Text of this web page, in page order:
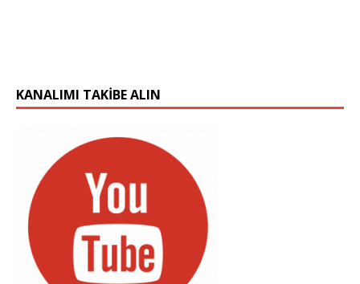
KANALIMI TAKIBE ALIN